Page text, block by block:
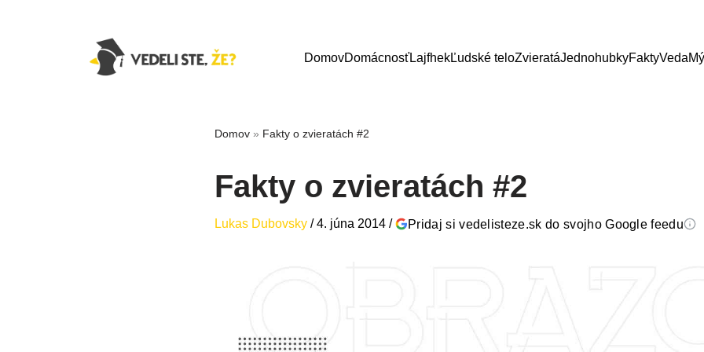
DomovDomácnosťLajfhekĽudské teloZvieratáJednohubkyFaktyVeda
Domov » Fakty o zvieratách #2
Fakty o zvieratách #2
Lukas Dubovsky /4. júna 2014 / Pridaj si vedelisteze.sk do svojho Google feedu